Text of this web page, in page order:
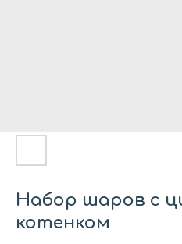
Набор шаров с
котенком